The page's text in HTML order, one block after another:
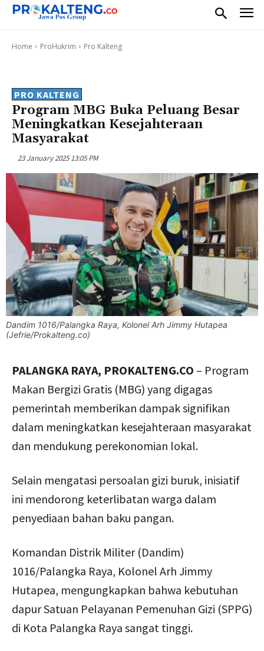
Home ProHukrim Pro Kalteng
PRO KALTENG
Program MBG Buka Peluang Besar
Meningkatkan Kesejahteraan
Masyarakat
23 January 2025 13:05 PM
Dandim 1016/Palangka Raya, Kolonel Arh Jimmy Hutapea
(Jefrie/Prokalteng.co)
PALANGKA RAYA, PROKALTENG.CO – Program
Makan Bergizi Gratis (MBG) yang digagas
pemerintah memberikan dampak signifikan
dalam meningkatkan kesejahteraan masyarakat
dan mendukung perekonomian lokal.
Selain mengatasi persoalan gizi buruk, inisiatif
ini mendorong keterlibatan warga dalam
penyediaan bahan baku pangan.
Komandan Distrik Militer (Dandim)
1016/Palangka Raya, Kolonel Arh Jimmy
Hutapea, mengungkapkan bahwa kebutuhan
dapur Satuan Pelayanan Pemenuhan Gizi (SPPG)
di Kota Palangka Raya sangat tinggi.